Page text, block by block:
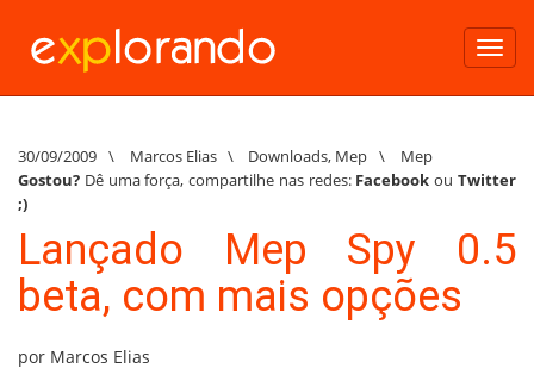
30/09/2009 \ Marcos Elias \ Downloads, Mep \
Mep
Gostou? Dê uma força, compartilhe nas redes: Facebook ouTwitter
;)
Lançado Mep Spy 0.5
beta, com mais opções
por Marcos Elias